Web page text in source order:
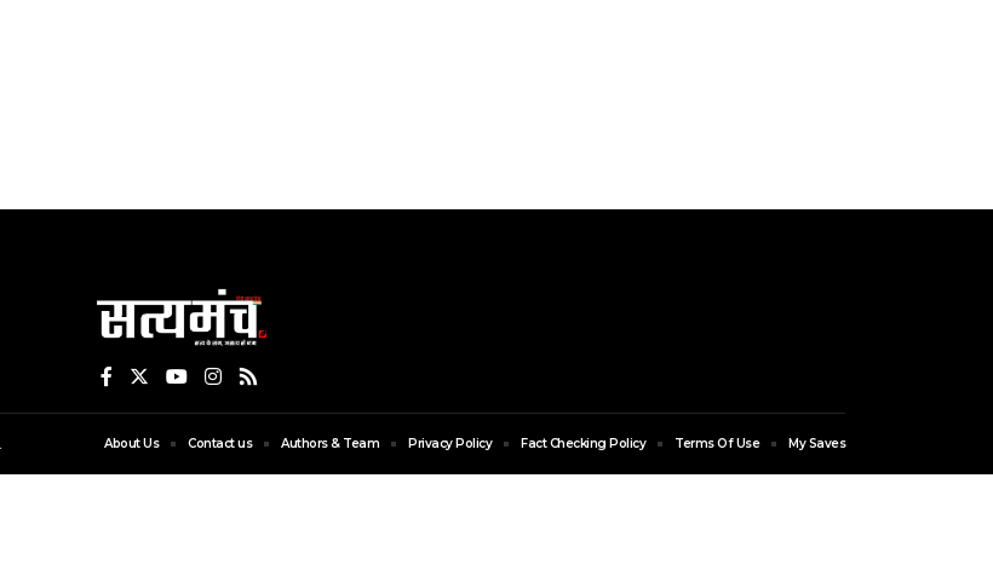
About Us Contact us Authors & Team Privacy Policy Fact Checking Policy Terms Of Use My Saves